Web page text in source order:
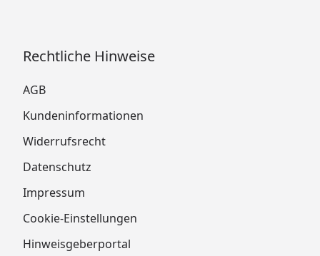
Rechtliche Hinweise
AGB
Kundeninformationen
Widerrufsrecht
Datenschutz
Impressum
Cookie-Einstellungen
Hinweisgeberportal